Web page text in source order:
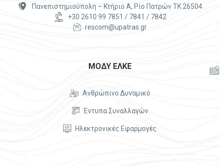

 Πανεπιστημιούπολη – Κτήριο Α, Ρίο Πατρών ΤΚ 26504


+30 2610 99 7851 / 7841 / 7842

 rescom@upatras.gr
ΜΟΔΥ ΕΛΚΕ 


 Ανθρώπινο Δυναμικό

 Έντυπα Συναλλαγών

 Ηλεκτρονικές Εφαρμογές